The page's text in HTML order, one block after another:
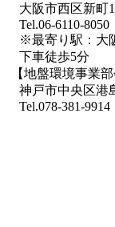
大阪市西区新町
Tel.06-6110-
※最寄り駅：大
下車徒歩5分
【地盤環境事業部
神戸市中央区港
Tel.078-381-9914